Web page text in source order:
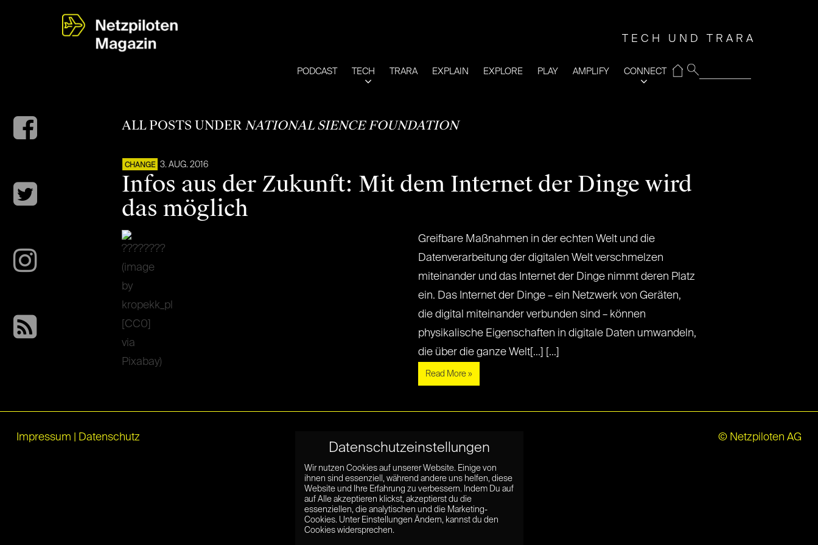
TECH UND TRARA
PODCAST TECH TRARA EXPLAIN EXPLORE PLAY AMPLIFY CONNECT
⌂
ALL POSTS UNDER NATIONAL SIENCE FOUNDATION
CHANGE 3. AUG. 2016
Infos aus der Zukunft: Mit dem Internet der Dinge wird
das möglich
Greifbare Maßnahmen in der echten Welt und die
Datenverarbeitung der digitalen Welt verschmelzen
miteinander und das Internet der Dinge nimmt deren Platz
ein. Das Internet der Dinge – ein Netzwerk von Geräten,
die digital miteinander verbunden sind – können
physikalische Eigenschaften in digitale Daten umwandeln,
die über die ganze Welt[...] [...]
Read More »
Impressum Datenschutz © Netzpiloten AG
Datenschutzeinstellungen
Wir nutzen Cookies auf unserer Website. Einige von
ihnen sind essenziell, während andere uns helfen, diese
Website und Ihre Erfahrung zu verbessern. Indem Du auf
auf Alle akzeptieren klickst, akzeptierst du die
essenziellen, die analytischen und die Marketing-
Cookies. Unter Einstellungen Ändern, kannst du den
Cookies widersprechen.